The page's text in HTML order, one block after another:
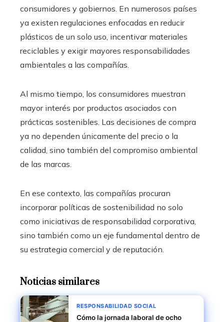
consumidores y gobiernos. En numerosos países
ya existen regulaciones enfocadas en reducir
plásticos de un solo uso, incentivar materiales
reciclables y exigir mayores responsabilidades
ambientales a las compañías.
Al mismo tiempo, los consumidores muestran
mayor interés por productos asociados con
prácticas sostenibles. Las decisiones de compra
ya no dependen únicamente del precio o la
calidad, sino también del compromiso ambiental
de las marcas.
En ese contexto, las compañías procuran
incorporar políticas de sostenibilidad no solo
como iniciativas de responsabilidad corporativa,
sino también como un eje fundamental dentro de
su estrategia comercial y de reputación.
Noticias similares
RESPONSABILIDAD SOCIAL
Cómo la jornada laboral de ocho